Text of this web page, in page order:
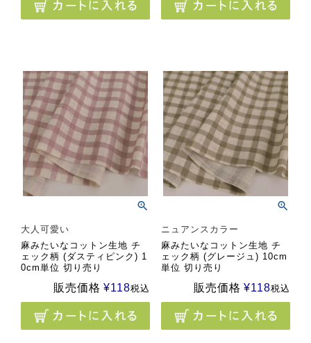
大人可愛い
麻みたいなコットン生地 チ
ェック柄 (ダスティピンク) 1
0cm単位 切り売り
販売価格 ¥118税込
ニュアンスカラー
麻みたいなコットン生地 チ
ェック柄 (グレージュ) 10cm
単位 切り売り
販売価格 ¥118税込